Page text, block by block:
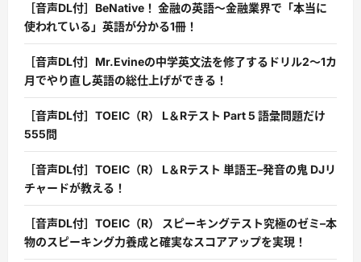
［音声DL付］BeNative！ 金融の英語〜金融業界で「本当に
使われている」英語が分かる1冊！
［音声DL付］Mr.Evineの中学英文法を修了するドリル2〜1カ
月でやり直し英語の総仕上げができる！
［音声DL付］TOEIC（R） L＆Rテスト Part 5 語彙問題だけ
555問
［音声DL付］TOEIC（R） L＆Rテスト 単語王–発音の鬼 DJリ
チャードが教える！
［音声DL付］TOEIC（R） スピーキングテスト究極のゼミ–本
物のスピーキング力養成と確実なスコアアップを実現！